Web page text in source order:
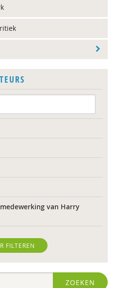
van Harry
FILTEREN
ZOEKEN